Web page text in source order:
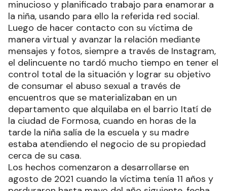
minucioso y planificado trabajo para enamorar a
la niña, usando para ello la referida red social.
Luego de hacer contacto con su víctima de
manera virtual y avanzar la relación mediante
mensajes y fotos, siempre a través de Instagram,
el delincuente no tardó mucho tiempo en tener el
control total de la situación y lograr su objetivo
de consumar el abuso sexual a través de
encuentros que se materializaban en un
departamento que alquilaba en el barrio Itatí de
la ciudad de Formosa, cuando en horas de la
tarde la niña salía de la escuela y su madre
estaba atendiendo el negocio de su propiedad
cerca de su casa.
Los hechos comenzaron a desarrollarse en
agosto de 2021 cuando la víctima tenía 11 años y